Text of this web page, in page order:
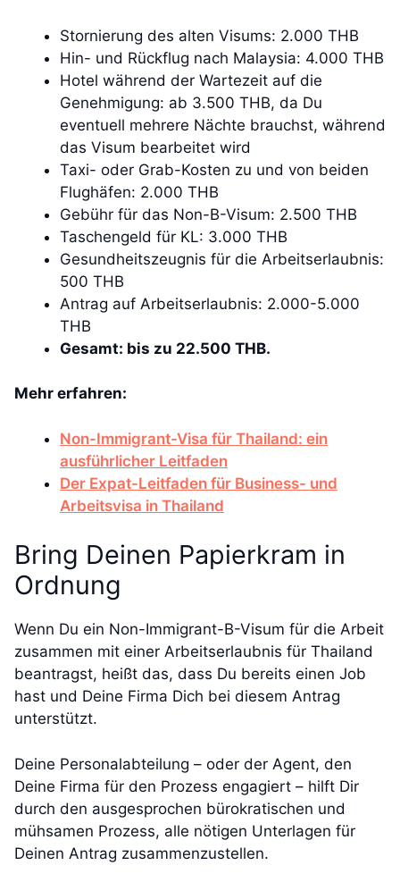
Stornierung des alten Visums: 2.000 THB
Hin- und Rückflug nach Malaysia: 4.000 THB
Hotel während der Wartezeit auf die
Genehmigung: ab 3.500 THB, da Du
eventuell mehrere Nächte brauchst, während
das Visum bearbeitet wird
Taxi- oder Grab-Kosten zu und von beiden
Flughäfen: 2.000 THB
Gebühr für das Non-B-Visum: 2.500 THB
Taschengeld für KL: 3.000 THB
Gesundheitszeugnis für die Arbeitserlaubnis:
500 THB
Antrag auf Arbeitserlaubnis: 2.000-5.000
THB
Gesamt: bis zu 22.500 THB.
Mehr erfahren:
Non-Immigrant-Visa für Thailand: ein
ausführlicher Leitfaden
Der Expat-Leitfaden für Business- und
Arbeitsvisa in Thailand
Bring Deinen Papierkram in
Ordnung
Wenn Du ein Non-Immigrant-B-Visum für die Arbeit
zusammen mit einer Arbeitserlaubnis für Thailand
beantragst, heißt das, dass Du bereits einen Job
hast und Deine Firma Dich bei diesem Antrag
unterstützt.
Deine Personalabteilung – oder der Agent, den
Deine Firma für den Prozess engagiert – hilft Dir
durch den ausgesprochen bürokratischen und
mühsamen Prozess, alle nötigen Unterlagen für
Deinen Antrag zusammenzustellen.